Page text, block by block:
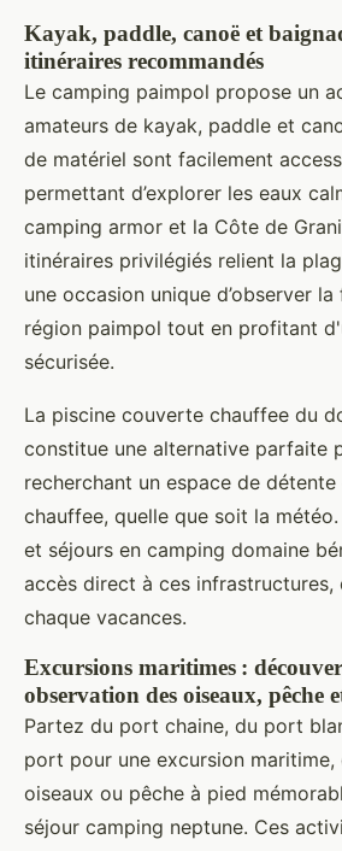
Kayak, paddle, canoë et
itinéraires recommandés
Le camping paimpol propose un
amateurs de kayak, paddle et
de matériel sont facilement
permettant d’explorer les eaux
camping armor et la Côte de
itinéraires privilégiés relient la
une occasion unique d’observer
région paimpol tout en profitant
sécurisée.
La piscine couverte chauffee du
constitue une alternative parfaite
recherchant un espace de détente
chauffee, quelle que soit la
et séjours en camping domaine
accès direct à ces infrastructures,
chaque vacances.
Excursions maritimes :
observation des oiseaux, pêche
Partez du port chaine, du port
port pour une excursion
oiseaux ou pêche à pied
séjour camping neptune. Ces